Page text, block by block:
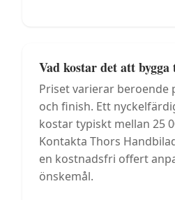
Vad kostar det att bygga
Priset varierar beroende
och finish. Ett
kostar typiskt mellan 25
Kontakta Thors
en kostnadsfri offert
önskemål.